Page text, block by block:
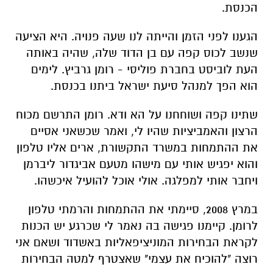
הכנסת.
הגענו לפני הזמן והייתה לנו שעה פנויה. היא הציעה
שנשב לכוס קפה עם בן הדוד שלה, שהיה באותה
העת לוביסט בחברת פוליסי - רומן גרביץ. לימים
הוא הפך למנהל סיעת ישראל ביתנו בכנסת.
שתינו קפה ושוחחנו על הא ודא. רומן התרשם מכוח
הרצון והאמביציות שהיו לי, ואמר שכשאני אסיים
את ההתמחות במשרד התקשורת, ארים אליו טלפון
והוא יפגיש אותי עם מישהו מטעם אביגדור ליברמן
ויחבר אותי למפלגה. אולי אוכל להועיל איכשהו.
במרץ 2008, סיימתי את ההתמחות והרמתי טלפון
לרומן. קיימנו פגישה בה נאמר לי שכרגע יש הכנות
לקראת הבחירות המוניציפאליות באשדוד ושאם אני
רוצה "להוכיח את עצמי" שאצטרף למטה הבחירות